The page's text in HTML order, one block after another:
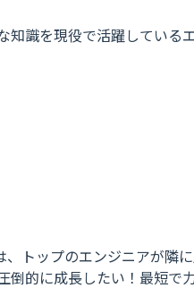
知識を現役で活躍している
トップのエンジニアが隣
倒的に成長したい！最短